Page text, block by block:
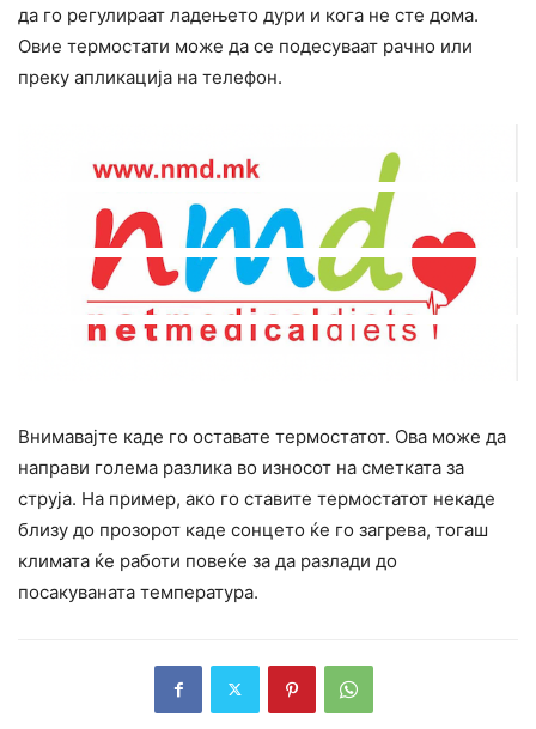
да го регулираат ладењето дури и кога не сте дома.
Овие термостати може да се подесуваат рачно или
преку апликација на телефон.
Внимавајте каде го оставате термостатот. Ова може да
направи голема разлика во износот на сметката за
струја. На пример, ако го ставите термостатот некаде
близу до прозорот каде сонцето ќе го загрева, тогаш
климата ќе работи повеќе за да разлади до
посакуваната температура.